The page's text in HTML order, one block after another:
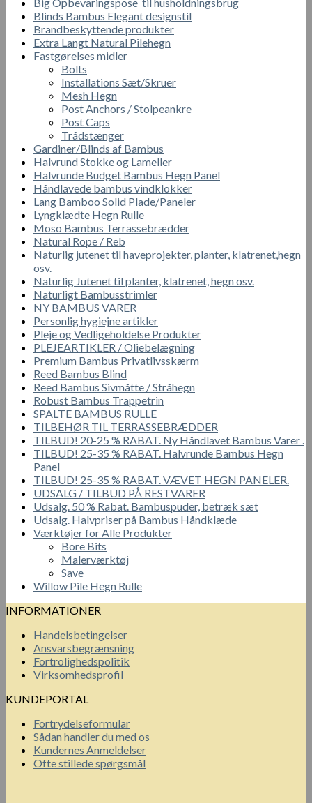
Blinds Bambus Elegant designstil
Brandbeskyttende produkter
Extra Langt Natural Pilehegn
Fastgørelses midler
Bolts
Installations Sæt/Skruer
Mesh Hegn
Post Anchors / Stolpeankre
Post Caps
Trådstænger
Gardiner/Blinds af Bambus
Halvrund Stokke og Lameller
Halvrunde Budget Bambus Hegn Panel
Håndlavede bambus vindklokker
Lang Bamboo Solid Plade/Paneler
Lyngklædte Hegn Rulle
Moso Bambus Terrassebrædder
Natural Rope / Reb
Naturlig jutenet til haveprojekter, planter, klatrenet,hegn
osv.
Naturlig Jutenet til planter, klatrenet, hegn osv.
Naturligt Bambusstrimler
NY BAMBUS VARER
Personlig hygiejne artikler
Pleje og Vedligeholdelse Produkter
PLEJEARTIKLER / Oliebelægning
Premium Bambus Privatlivsskærm
Reed Bambus Blind
Reed Bambus Sivmåtte / Stråhegn
Robust Bambus Trappetrin
SPALTE BAMBUS RULLE
TILBEHØR TIL TERRASSEBRÆDDER
TILBUD! 20-25 % RABAT. Ny Håndlavet Bambus Varer .
TILBUD! 25-35 % RABAT. Halvrunde Bambus Hegn
Panel
TILBUD! 25-35 % RABAT. VÆVET HEGN PANELER.
UDSALG / TILBUD PÅ RESTVARER
Udsalg. 50 % Rabat. Bambuspuder, betræk sæt
Udsalg. Halvpriser på Bambus Håndklæde
Værktøjer for Alle Produkter
Bore Bits
Malerværktøj
Save
Willow Pile Hegn Rulle
INFORMATIONER
Handelsbetingelser
Ansvarsbegrænsning
Fortrolighedspolitik
Virksomhedsprofil
KUNDEPORTAL
Fortrydelseformular
Sådan handler du med os
Kundernes Anmeldelser
Ofte stillede spørgsmål